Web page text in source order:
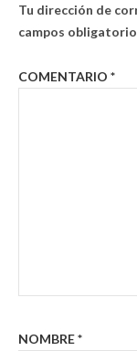
Tu dirección de
campos
COMENTARIO *
NOMBRE*